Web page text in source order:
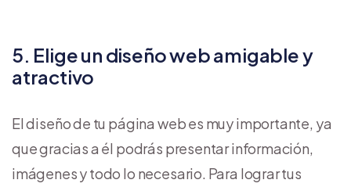
5. Elige un diseño web amigable y
atractivo
El diseño de tu página web es muy importante, ya
que gracias a él podrás presentar información,
imágenes y todo lo necesario. Para lograr tus